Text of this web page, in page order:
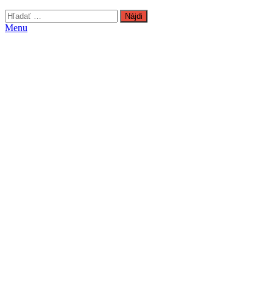
Hľadať:
Menu